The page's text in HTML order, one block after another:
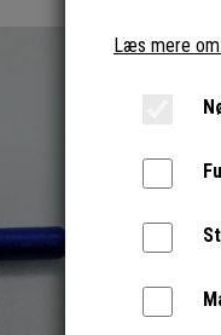
Læs mere